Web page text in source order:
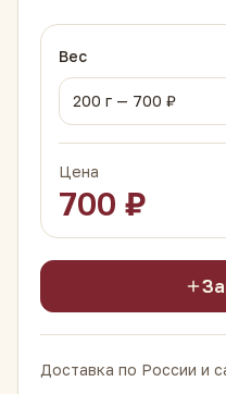
Вес
200 г — 700 ₽
Цена
700 ₽
Доставка по России и